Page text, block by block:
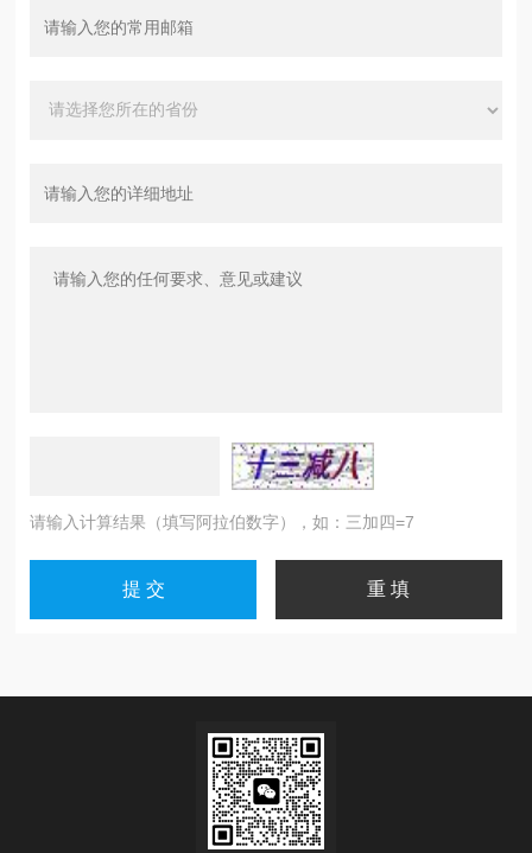
请输入计算结果（填写阿拉伯数字），如：三加四=7